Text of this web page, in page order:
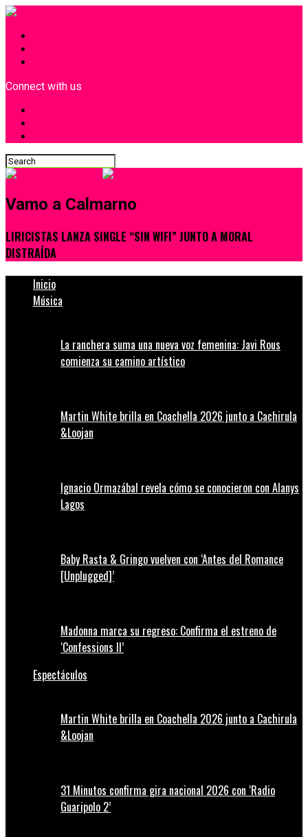
Connect with us
Vamo a Calmarno
LIRICISTAS LANZA SINGLE “SIN WIFI” JUNTO A MORAL
DISTRAÍDA
Inicio
Música
La ranchera suma una nueva voz femenina: Javi Rous
comienza su camino artístico
Martin White brilla en Coachella 2026 junto a Cachirula
&Loojan
Ignacio Ormazábal revela cómo se conocieron con Alanys
Lagos
Baby Rasta & Gringo vuelven con ‘Antes del Romance
[Unplugged]’
Madonna marca su regreso: Confirma el estreno de
‘Confessions II’
Espectáculos
Martin White brilla en Coachella 2026 junto a Cachirula
&Loojan
31 Minutos confirma gira nacional 2026 con ‘Radio
Guaripolo 2’